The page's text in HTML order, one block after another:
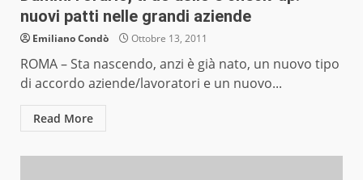
nuovi patti nelle grandi aziende
Emiliano Condò Ottobre 13, 2011
ROMA – Sta nascendo, anzi è già nato, un nuovo tipo
di accordo aziende/lavoratori e un nuovo...
Read More